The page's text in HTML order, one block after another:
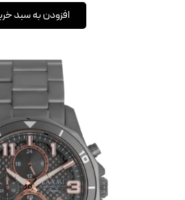
افزودن به سبد خرید